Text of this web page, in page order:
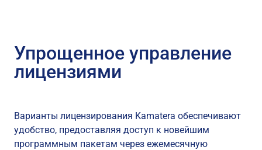
Упрощенное управление
лицензиями
Варианты лицензирования Kamatera обеспечивают
удобство, предоставляя доступ к новейшим
программным пакетам через ежемесячную